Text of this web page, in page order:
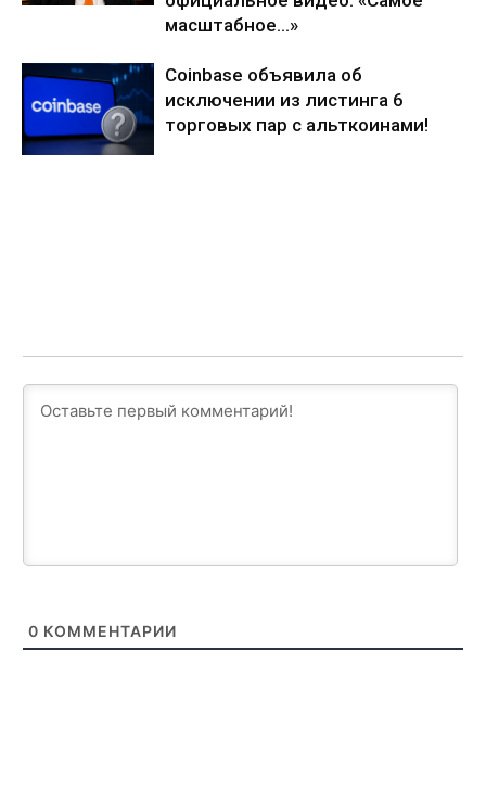
масштабное…»
Coinbase объявила об
исключении из листинга 6
торговых пар с альткоинами!
0 КОММЕНТАРИИ